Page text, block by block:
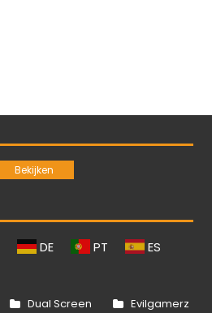
DE PT ES
Dual Screen Evilgamerz